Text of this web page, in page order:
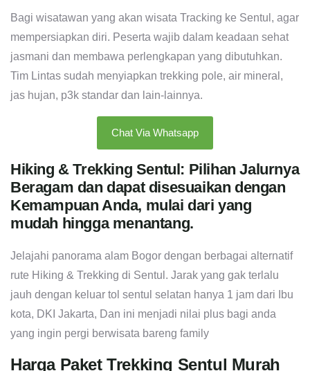
Bagi wisatawan yang akan wisata Tracking ke Sentul, agar
mempersiapkan diri. Peserta wajib dalam keadaan sehat
jasmani dan membawa perlengkapan yang dibutuhkan.
Tim Lintas sudah menyiapkan trekking pole, air mineral,
jas hujan, p3k standar dan lain-lainnya.
Chat Via Whatsapp
Hiking & Trekking Sentul: Pilihan Jalurnya
Beragam dan dapat disesuaikan dengan
Kemampuan Anda, mulai dari yang
mudah hingga menantang.
Jelajahi panorama alam Bogor dengan berbagai alternatif
rute Hiking & Trekking di Sentul. Jarak yang gak terlalu
jauh dengan keluar tol sentul selatan hanya 1 jam dari Ibu
kota, DKI Jakarta, Dan ini menjadi nilai plus bagi anda
yang ingin pergi berwisata bareng family
Harga Paket Trekking Sentul Murah